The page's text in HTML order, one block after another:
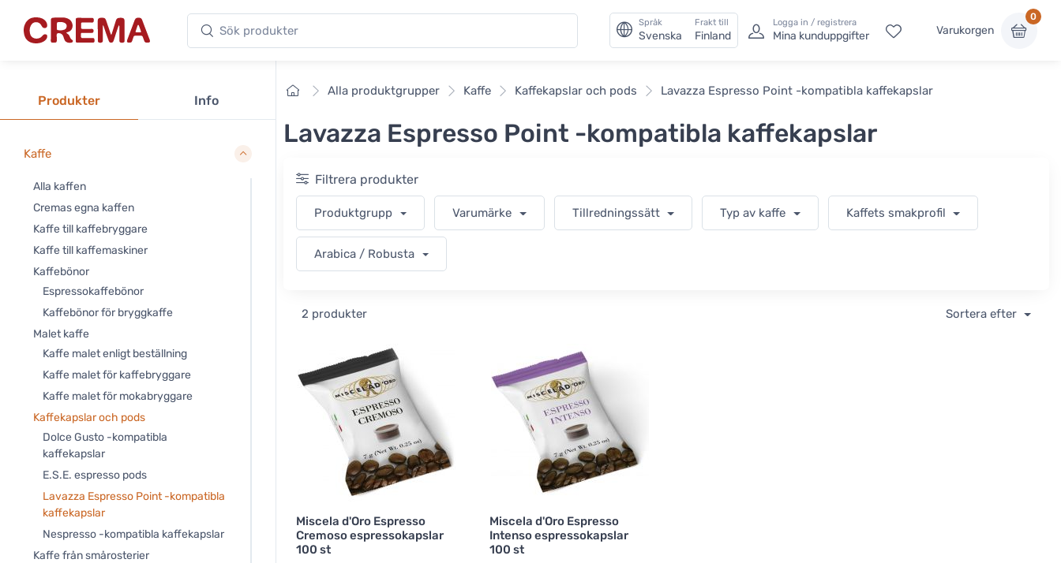
Crema Sök produkter Språk
Svenska
Frakt till
Finland
Logga in / registrera
Mina kunduppgifter Varukorgen
0
Produkter Info
Kaffe
Alla kaffen
Cremas egna kaffen
Kaffe till kaffebryggare
Kaffe till kaffemaskiner
Kaffebönor
Espressokaffebönor
Kaffebönor för bryggkaffe
Malet kaffe
Kaffe malet enligt beställning
Kaffe malet för kaffebryggare
Kaffe malet för mokabryggare
Kaffekapslar och pods
Dolce Gusto -kompatibla
kaffekapslar
E.S.E. espresso pods
Lavazza Espresso Point -kompatibla
kaffekapslar
Nespresso -kompatibla kaffekapslar
Kaffe från smårosterier
Framsidan
Alla produktgrupper Kaffe Kaffekapslar och pods Lavazza Espresso Point -kompatibla kaffekapslar
Lavazza Espresso Point -kompatibla kaffekapslar
Filtrera produkter
Produktgrupp Varumärke Tillredningssätt Typ av kaffe Kaffets smakprofil
Arabica / Robusta
2 produkter Sortera efter
Miscela d'Oro Espresso
Cremoso espressokapslar
100 st
Miscela d'Oro Espresso
Intenso espressokapslar
100 st